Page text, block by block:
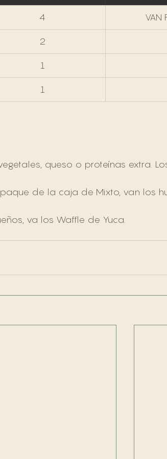
4 VAN
2
1
1
queso o proteínas extra.
de la caja de Mixto, van los
va los Waffle de Yuca.